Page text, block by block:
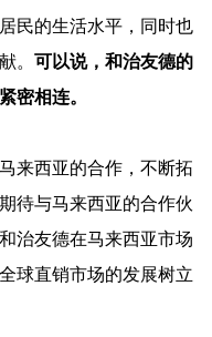
民的生活水平，同时也
。 可以说，和治友德的
密相连。
来西亚的合作，不断拓
待与马来西亚的合作伙
治友德在马来西亚市场
球直销市场的发展树立